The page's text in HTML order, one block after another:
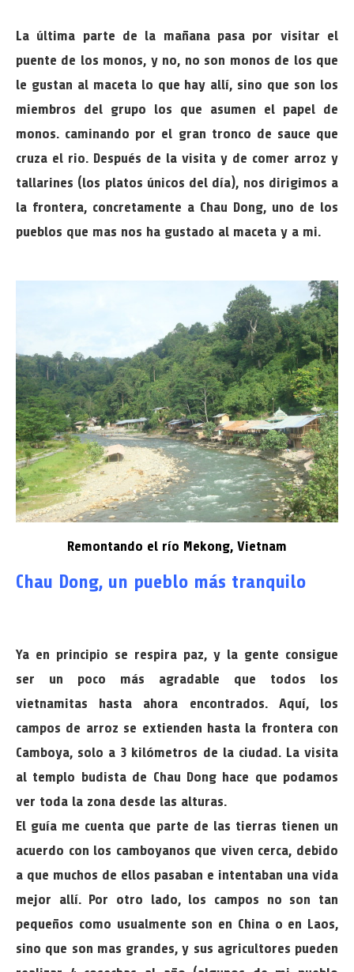
La última parte de la mañana pasa por visitar el
puente de los monos, y no, no son monos de los que
le gustan al maceta lo que hay allí, sino que son los
miembros del grupo los que asumen el papel de
monos. caminando por el gran tronco de sauce que
cruza el rio. Después de la visita y de comer arroz y
tallarines (los platos únicos del día), nos dirigimos a
la frontera, concretamente a Chau Dong, uno de los
pueblos que mas nos ha gustado al maceta y a mi.
Remontando el río Mekong, Vietnam
Chau Dong, un pueblo más tranquilo
Ya en principio se respira paz, y la gente consigue
ser un poco más agradable que todos los
vietnamitas hasta ahora encontrados. Aquí, los
campos de arroz se extienden hasta la frontera con
Camboya, solo a 3 kilómetros de la ciudad. La visita
al templo budista de Chau Dong hace que podamos
ver toda la zona desde las alturas.
El guía me cuenta que parte de las tierras tienen un
acuerdo con los camboyanos que viven cerca, debido
a que muchos de ellos pasaban e intentaban una vida
mejor allí. Por otro lado, los campos no son tan
pequeños como usualmente son en China o en Laos,
sino que son mas grandes, y sus agricultores pueden